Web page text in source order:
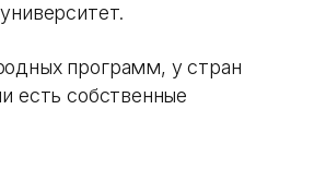
программ, у стран
есть собственные